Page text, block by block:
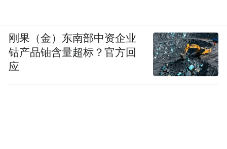
刚果（金）东南部中资企业
钴产品铀含量超标？官方回
应